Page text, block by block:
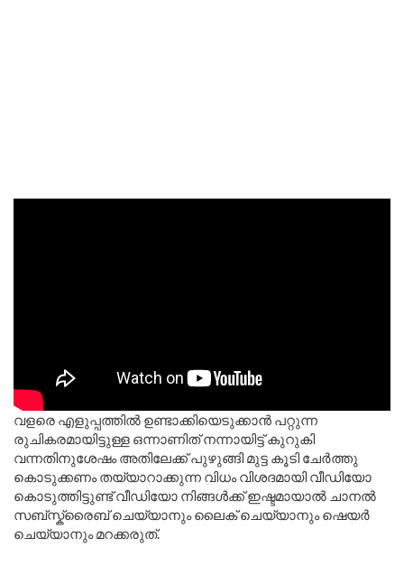
വളരെ എളുപ്പത്തിൽ ഉണ്ടാക്കിയെടുക്കാൻ പറ്റുന്ന
രുചികരമായിട്ടുള്ള ഒന്നാണിത് നന്നായിട്ട് കുറുകി
വന്നതിനുശേഷം അതിലേക്ക് പുഴുങ്ങി മുട്ട കൂടി ചേർത്തു
കൊടുക്കണം തയ്യാറാക്കുന്ന വിധം വിശദമായി വീഡിയോ
കൊടുത്തിട്ടുണ്ട് വീഡിയോ നിങ്ങൾക്ക് ഇഷ്ടമായാൽ ചാനൽ
സബ്സ്ക്രൈബ് ചെയ്യാനും ലൈക് ചെയ്യാനും ഷെയർ
ചെയ്യാനും മറക്കരുത്.